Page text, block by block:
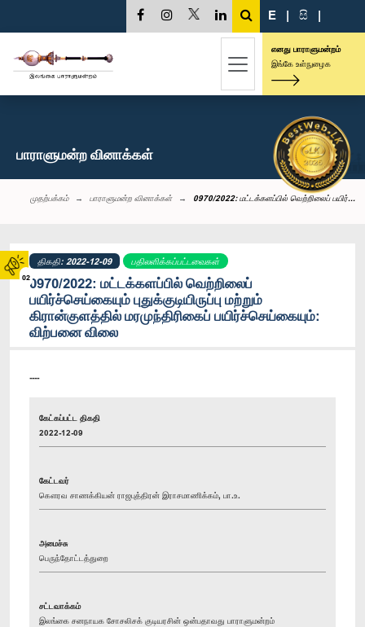
02
E | සි |
எனது பாராளுமன்றம்
இங்கே உள்நுழைக
பாராளுமன்ற வினாக்கள்
முதற்பக்கம் பாராளுமன்ற வினாக்கள் 0970/2022: மட்டக்களப்பில் வெற்றிலைப் பயிர்...
திகதி: 2022-12-09 பதிலளிக்கப்பட்டவைகள்
0970/2022: மட்டக்களப்பில் வெற்றிலைப்
பயிர்ச்செய்கையும் புதுக்குடியிருப்பு மற்றும்
கிரான்குளத்தில் மரமுந்திரிகைப் பயிர்ச்செய்கையும்:
விற்பனை விலை
----
கேட்கப்பட்ட திகதி
2022-12-09
கேட்டவர்
கௌரவ சாணக்கியன் ராஜபுத்திரன் இராசமாணிக்கம், பா.உ.
அமைச்சு
பெருந்தோட்டத்துறை
சட்டவாக்கம்
இலங்கை சனநாயக சோசலிசக் குடியரசின் ஒன்பதாவது பாராளுமன்றம்